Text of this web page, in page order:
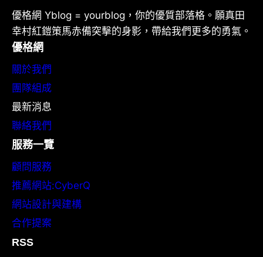
優格網 Yblog = yourblog，你的優質部落格。願真田
幸村紅鎧策馬赤備突擊的身影，帶給我們更多的勇氣。
優格網
關於我們
團隊組成
最新消息
聯絡我們
服務一覽
顧問服務
推薦網站:CyberQ
網站設計與建構
合作提案
RSS